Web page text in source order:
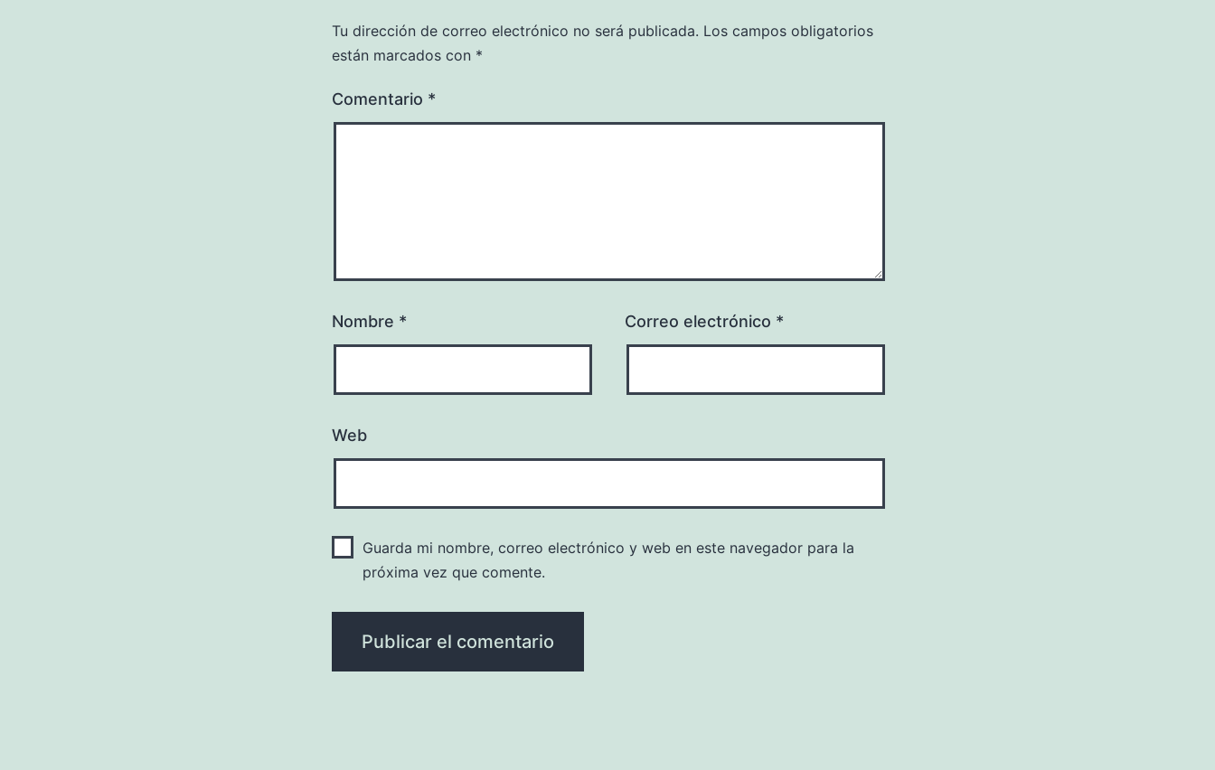
Tu dirección de correo electrónico no será publicada. Los campos obligatorios
están marcados con *
Comentario *
Nombre * Correo electrónico *
Web
Guarda mi nombre, correo electrónico y web en este navegador para la
próxima vez que comente.